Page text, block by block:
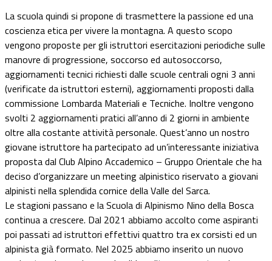
La scuola quindi si propone di trasmettere la passione ed una
coscienza etica per vivere la montagna. A questo scopo
vengono proposte per gli istruttori esercitazioni periodiche sulle
manovre di progressione, soccorso ed autosoccorso,
aggiornamenti tecnici richiesti dalle scuole centrali ogni 3 anni
(verificate da istruttori esterni), aggiornamenti proposti dalla
commissione Lombarda Materiali e Tecniche. Inoltre vengono
svolti 2 aggiornamenti pratici all’anno di 2 giorni in ambiente
oltre alla costante attività personale. Quest’anno un nostro
giovane istruttore ha partecipato ad un’interessante iniziativa
proposta dal Club Alpino Accademico – Gruppo Orientale che ha
deciso d’organizzare un meeting alpinistico riservato a giovani
alpinisti nella splendida cornice della Valle del Sarca.
Le stagioni passano e la Scuola di Alpinismo Nino della Bosca
continua a crescere. Dal 2021 abbiamo accolto come aspiranti
poi passati ad istruttori effettivi quattro tra ex corsisti ed un
alpinista già formato. Nel 2025 abbiamo inserito un nuovo